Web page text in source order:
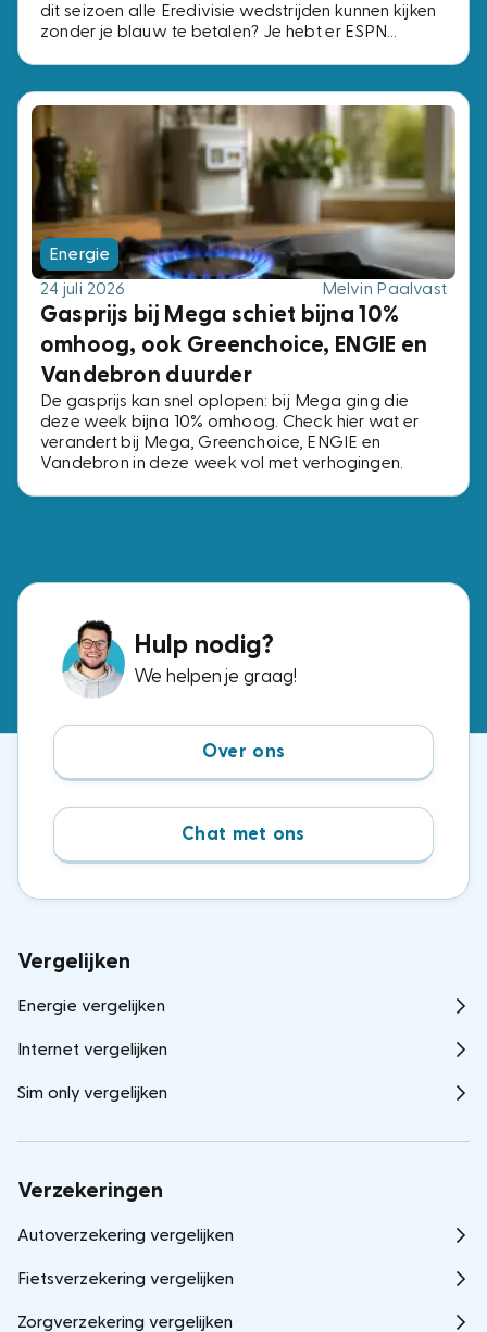
dit seizoen alle Eredivisie wedstrijden kunnen kijken
zonder je blauw te betalen? Je hebt er ESPN
betaal je bij de ene aanbieder € 2,- per maand en
bij de andere € 15,-. Wij zochten de voordeligste
opties uit.
Energie
24 juli 2026
Melvin Paalvast
Gasprijs bij Mega schiet bijna 10%
omhoog, ook Greenchoice, ENGIE en
Vandebron duurder
De gasprijs kan snel oplopen: bij Mega ging die
deze week bijna 10% omhoog. Check hier wat er
verandert bij Mega, Greenchoice, ENGIE en
Vandebron in deze week vol met verhogingen.
Hulp nodig?
We helpen je graag!
Over ons
Chat met ons
Vergelijken
Energie vergelijken
Internet vergelijken
Sim only vergelijken
Verzekeringen
Autoverzekering vergelijken
Fietsverzekering vergelijken
Zorgverzekering vergelijken